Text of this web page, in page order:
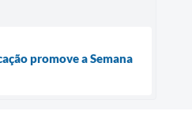
promove a Semana